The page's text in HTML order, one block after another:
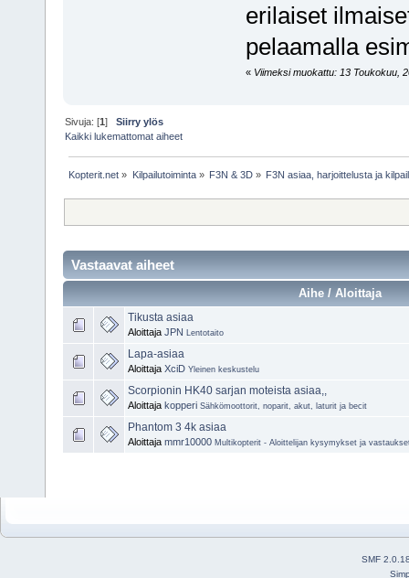
erilaiset
pelaamalla
« Viimeksi muokattu: 13 Toukokuu,
Sivuja: [1]Siirry ylös
Kaikki lukemattomat aiheet
Kopterit.net » Kilpailutoiminta» F3N & 3D» F3N asiaa, harjoittelusta ja
Vastaavat aiheet
Aihe / Aloittaja
Tikusta asiaa
Aloittaja JPN Lentotaito
Lapa-asiaa
Aloittaja XciD Yleinen keskustelu
Scorpionin HK40 sarjan moteista asiaa,,
Aloittaja kopperi Sähkömoottorit, noparit, akut, laturit ja becit
Phantom 3 4k asiaa
Aloittaja mmr10000 Multikopterit - Aloittelijan kysymykset ja
SMF